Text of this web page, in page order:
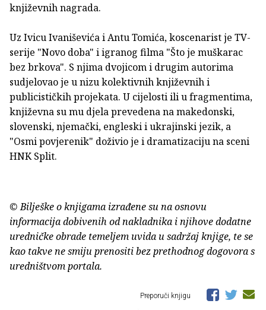
književnih nagrada.
Uz Ivicu Ivaniševića i Antu Tomića, koscenarist je TV-
serije "Novo doba" i igranog filma "Što je muškarac
bez brkova". S njima dvojicom i drugim autorima
sudjelovao je u nizu kolektivnih književnih i
publicističkih projekata. U cijelosti ili u fragmentima,
književna su mu djela prevedena na makedonski,
slovenski, njemački, engleski i ukrajinski jezik, a
"Osmi povjerenik" doživio je i dramatizaciju na sceni
HNK Split.
© Bilješke o knjigama izrađene su na osnovu
informacija dobivenih od nakladnika i njihove dodatne
uredničke obrade temeljem uvida u sadržaj knjige, te se
kao takve ne smiju prenositi bez prethodnog dogovora s
uredništvom portala.
Preporuči knjigu